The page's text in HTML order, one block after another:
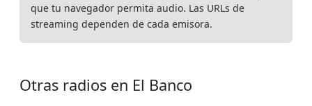
que tu navegador permita audio. Las URLs de
streaming dependen de cada emisora.
Otras radios en El Banco